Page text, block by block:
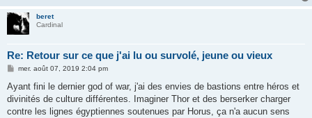
beret
Cardinal
Re: Retour sur ce que j'ai lu ou survolé, jeune ou vieux
M
s
s
a
g
mer. août 07, 2019 2:04 pm
Ayant fini le dernier god of war, j'ai des envies de bastions entre héros et
divinités de culture différentes. Imaginer Thor et des berserker charger
contre les lignes égyptiennes soutenues par Horus, ça n'a aucun sens